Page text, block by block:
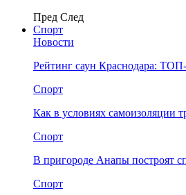
Пред След
Спорт
Новости
Рейтинг саун Краснодара:
Спорт
Как в условиях самоизоляции
Спорт
В пригороде Анапы построят
Спорт